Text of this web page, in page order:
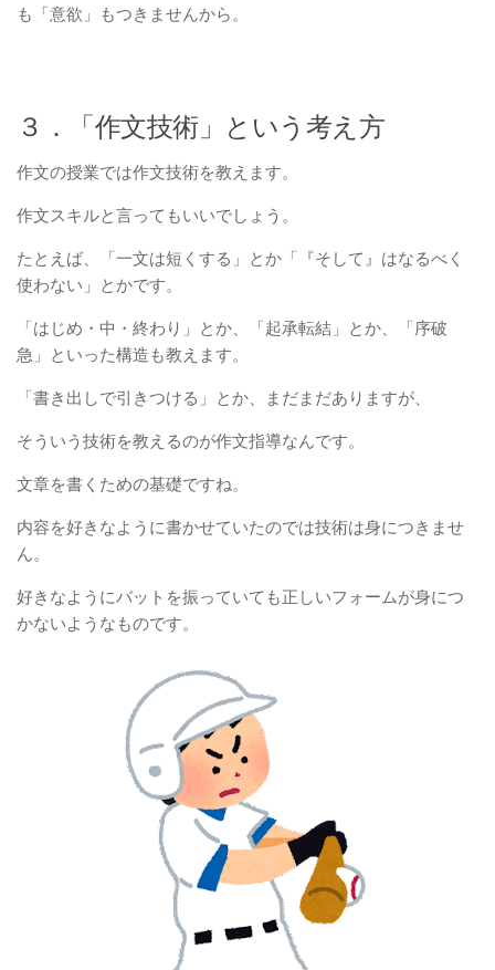
も「意欲」もつきませんから。
３．「作文技術」という考え方
作文の授業では作文技術を教えます。
作文スキルと言ってもいいでしょう。
たとえば、「一文は短くする」とか「『そして』はなるべく
使わない」とかです。
「はじめ・中・終わり」とか、「起承転結」とか、「序破
急」といった構造も教えます。
「書き出しで引きつける」とか、まだまだありますが、
そういう技術を教えるのが作文指導なんです。
文章を書くための基礎ですね。
内容を好きなように書かせていたのでは技術は身につきませ
ん。
好きなようにバットを振っていても正しいフォームが身につ
かないようなものです。